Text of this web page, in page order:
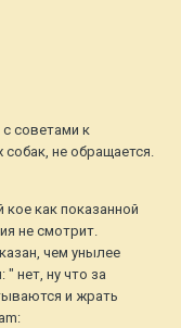
советами к
не обращается.
как показанной
не смотрит.
чем унылее
" нет, ну что за
и жрать